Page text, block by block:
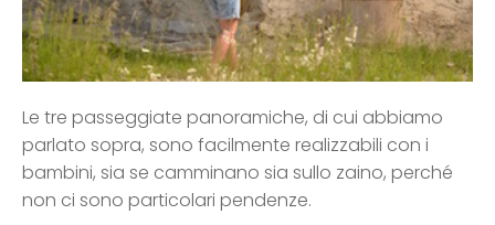
Le tre passeggiate panoramiche, di cui abbiamo
parlato sopra, sono facilmente realizzabili con i
bambini, sia se camminano sia sullo zaino, perché
non ci sono particolari pendenze.